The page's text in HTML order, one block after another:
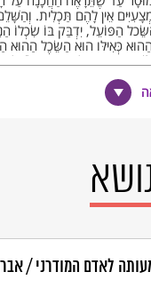
אֵין לָהֶם תַּכְלִית.
הַפּוֹעֵל, יִדְבַּק בּוֹ שִׂכְלוֹ
כְּאִיּלּו הוּא הַשֵּׂכֶל הַהוּא
לוֹמַר אֶבְרֵי הָאִישׁ הַהוּא, לֹא
הַיּוֹתֵר נְכוֹנִים וּבַטּוֹב
לֹא לַשֵּׂכֶל הַהִיּוּלִי הַנִּפְעָל
וְחוֹטֵא פְעָמִים וְזֶה מֵטִיב
הַפּוֹעֵל, וְהוּא מַלְאָךְ
שְׂכָלִים מָפְשָׁטִים מֵחֳמֳרִים
הַכִּלָּיוֹן לְעוֹלָם. וְתָשׁוּב
וְלֹא יָחוּש לְכִלְיוֹן גּוּפוֹ
כִּי הוּא וָהֵם וְכָל מִי
אֲשֶׁר יְכֻנֶּה בִ"רְצוֹן
וּבַקֵּשׁ יְדִיעַת אֲמִתַּת
לאדם המודרני /